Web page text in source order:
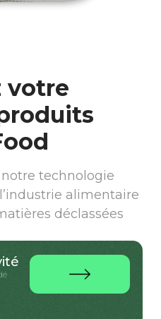
votre
technologie
alimentaire
déclassées